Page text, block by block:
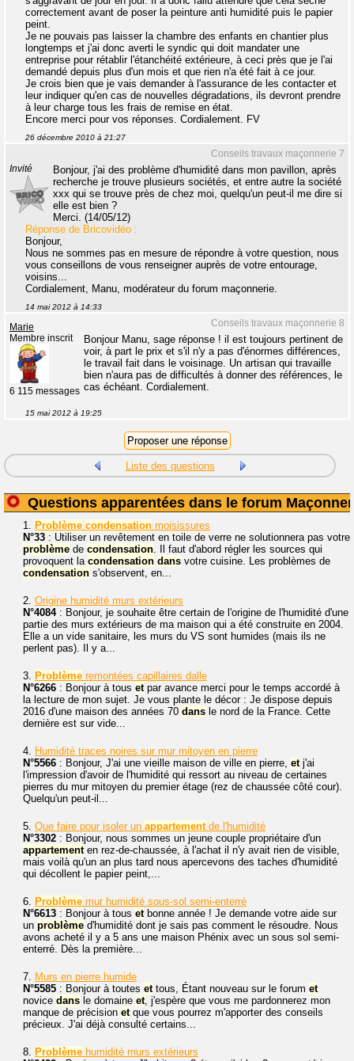
correctement avant de poser la peinture anti humidité puis le papier
peint.
Je ne pouvais pas laisser la chambre des enfants en chantier plus
longtemps et j'ai donc averti le syndic qui doit mandater une
entreprise pour rétablir l'étanchéité extérieure, à ceci près que je l'ai
demandé depuis plus d'un mois et que rien n'a été fait à ce jour.
Je crois bien que je vais demander à l'assurance de les contacter et
leur indiquer qu'en cas de nouvelles dégradations, ils devront prendre
à leur charge tous les frais de remise en état.
Encore merci pour vos réponses. Cordialement. FV
26 décembre 2010 à 21:27
Conseils travaux maçonnerie 7
Invité
Bonjour, j'ai des problème d'humidité dans mon pavillon, après
recherche je trouve plusieurs sociétés, et entre autre la société
xxx qui se trouve près de chez moi, quelqu'un peut-il me dire si
elle est bien ?
Merci. (14/05/12)
Réponse de Bricovidéo :
Bonjour,
Nous ne sommes pas en mesure de répondre à votre question, nous
vous conseillons de vous renseigner auprès de votre entourage,
voisins...
Cordialement, Manu, modérateur du forum maçonnerie.
14 mai 2012 à 14:33
Conseils travaux maçonnerie 8
Marie
Membre inscrit
6 115 messages
Bonjour Manu, sage réponse ! il est toujours pertinent de
voir, à part le prix et s'il n'y a pas d'énormes différences,
le travail fait dans le voisinage. Un artisan qui travaille
bien n'aura pas de difficultés à donner des références, le
cas échéant. Cordialement.
15 mai 2012 à 19:25
Liste des questions
Questions apparentées dans le forum
1. Problème condensation moisissures
N°33 : Utiliser un revêtement en toile de verre ne solutionnera pas votre
problème de condensation. Il faut d'abord régler les sources qui
provoquent la condensation dans votre cuisine. Les problèmes de
condensation s'observent, en...
2. Origine humidité murs extérieurs
N°4084: Bonjour, je souhaite être certain de l'origine de l'humidité d'une
partie des murs extérieurs de ma maison qui a été construite en 2004.
Elle a un vide sanitaire, les murs du VS sont humides (mais ils ne
perlent pas). Il y a...
3. Problème remontées capillaires dalle
N°6266 : Bonjour à tous etpar avance merci pour le temps accordé à
la lecture de mon sujet. Je vous plante le décor : Je dispose depuis
2016 d'une maison des années 70 dans le nord de la France. Cette
dernière est sur vide...
4. Humidité traces noires sur mur mitoyen en pierre
N°5566 : Bonjour, J'ai une vieille maison de ville en pierre, etj'ai
l'impression d'avoir de l'humidité qui ressort au niveau de certaines
pierres du mur mitoyen du premier étage (rez de chaussée côté cour).
Quelqu'un peut-il...
5. Que faire pour isoler un appartementde l'humidité
N°3302 : Bonjour, nous sommes un jeune couple propriétaire d'un
appartementen rez-de-chaussée, à l'achat il n'y avait rien de visible,
mais voilà qu'un an plus tard nous apercevons des taches d'humidité
qui décollent le papier peint,...
6. Problème mur humidité sous-sol semi-enterré
N°6613 : Bonjour à tous etbonne année ! Je demande votre aide sur
un problème d'humidité dont je sais pas comment le résoudre. Nous
avons acheté il y a 5 ans une maison Phénix avec un sous sol semi-
enterré. Dès la première...
7. Murs en pierre humide
N°5585 : Bonjour à toutes ettous, Étant nouveau sur le forum et
novice dans le domaine et, j'espère que vous me pardonnerez mon
manque de précision etque vous pourrez m'apporter des conseils
précieux. J'ai déjà consulté certains...
8. Problème humidité murs extérieurs